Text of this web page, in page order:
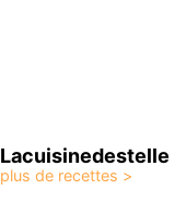
Lacuisinedestelle